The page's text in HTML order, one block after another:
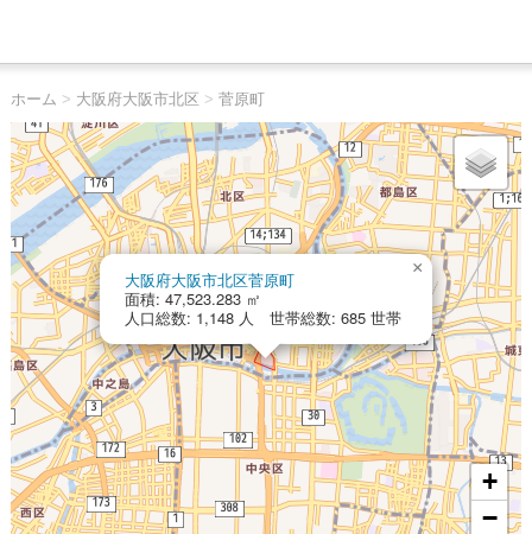
ホーム > 大阪府大阪市北区 > 菅原町
大阪府大阪市北区菅原町
面積: 47,523.283 ㎡
人口総数: 1,148 人 世帯総数: 685 世帯
×
+
−